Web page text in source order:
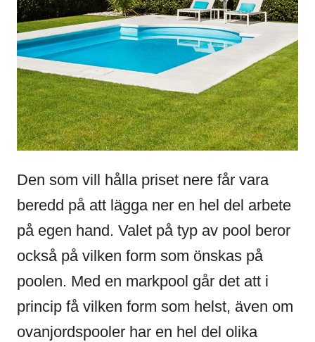
Den som vill hålla priset nere får vara
beredd på att lägga ner en hel del arbete
på egen hand. Valet på typ av pool beror
också på vilken form som önskas på
poolen. Med en markpool går det att i
princip få vilken form som helst, även om
ovanjordspooler har en hel del olika